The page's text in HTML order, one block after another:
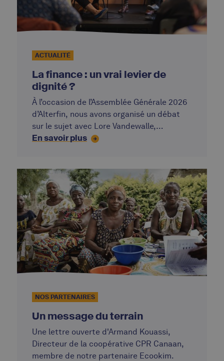
ACTUALITÉ
La finance : un vrai levier de
dignité ?
À l’occasion de l’Assemblée Générale 2026
d’Alterfin, nous avons organisé un débat
sur le sujet avec Lore Vandewalle,
Professeure à la KULeuven, Simon Ziba et
Impact Officer chez Alterfin.
En savoir plus
NOS PARTENAIRES
Un message du terrain
Une lettre ouverte d'Armand Kouassi,
Directeur de la coopérative CPR Canaan,
membre de notre partenaire Ecookim.